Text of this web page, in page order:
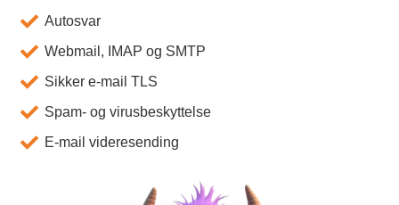
Autosvar
Webmail, IMAP og SMTP
Sikker e-mail TLS
Spam- og virusbeskyttelse
E-mail videresending